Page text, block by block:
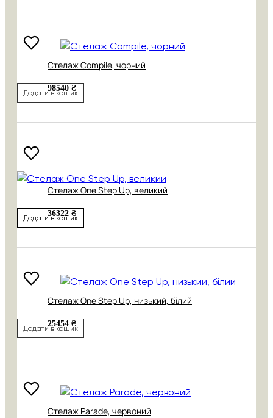
Стелаж Compile, чорний
98540 ₴
Додати в кошик
Стелаж One Step Up, великий
36322 ₴
Додати в кошик
Стелаж One Step Up, низький, білий
25454 ₴
Додати в кошик
Стелаж Parade, червоний